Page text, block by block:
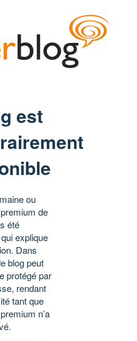
est
ou
de
été
explique
Dans
blog peut
protégé par
rendant
tant que
n’a